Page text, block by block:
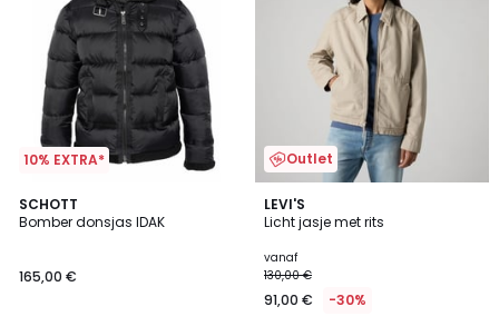
10% EXTRA*
SCHOTT
Bomber donsjas IDAK
165,00 €
5
/
2
Kleuren
Outlet
LEVI'S
Licht jasje met rits
vanaf
130,00 €
91,00 € -30%
4
/
2
Kleuren